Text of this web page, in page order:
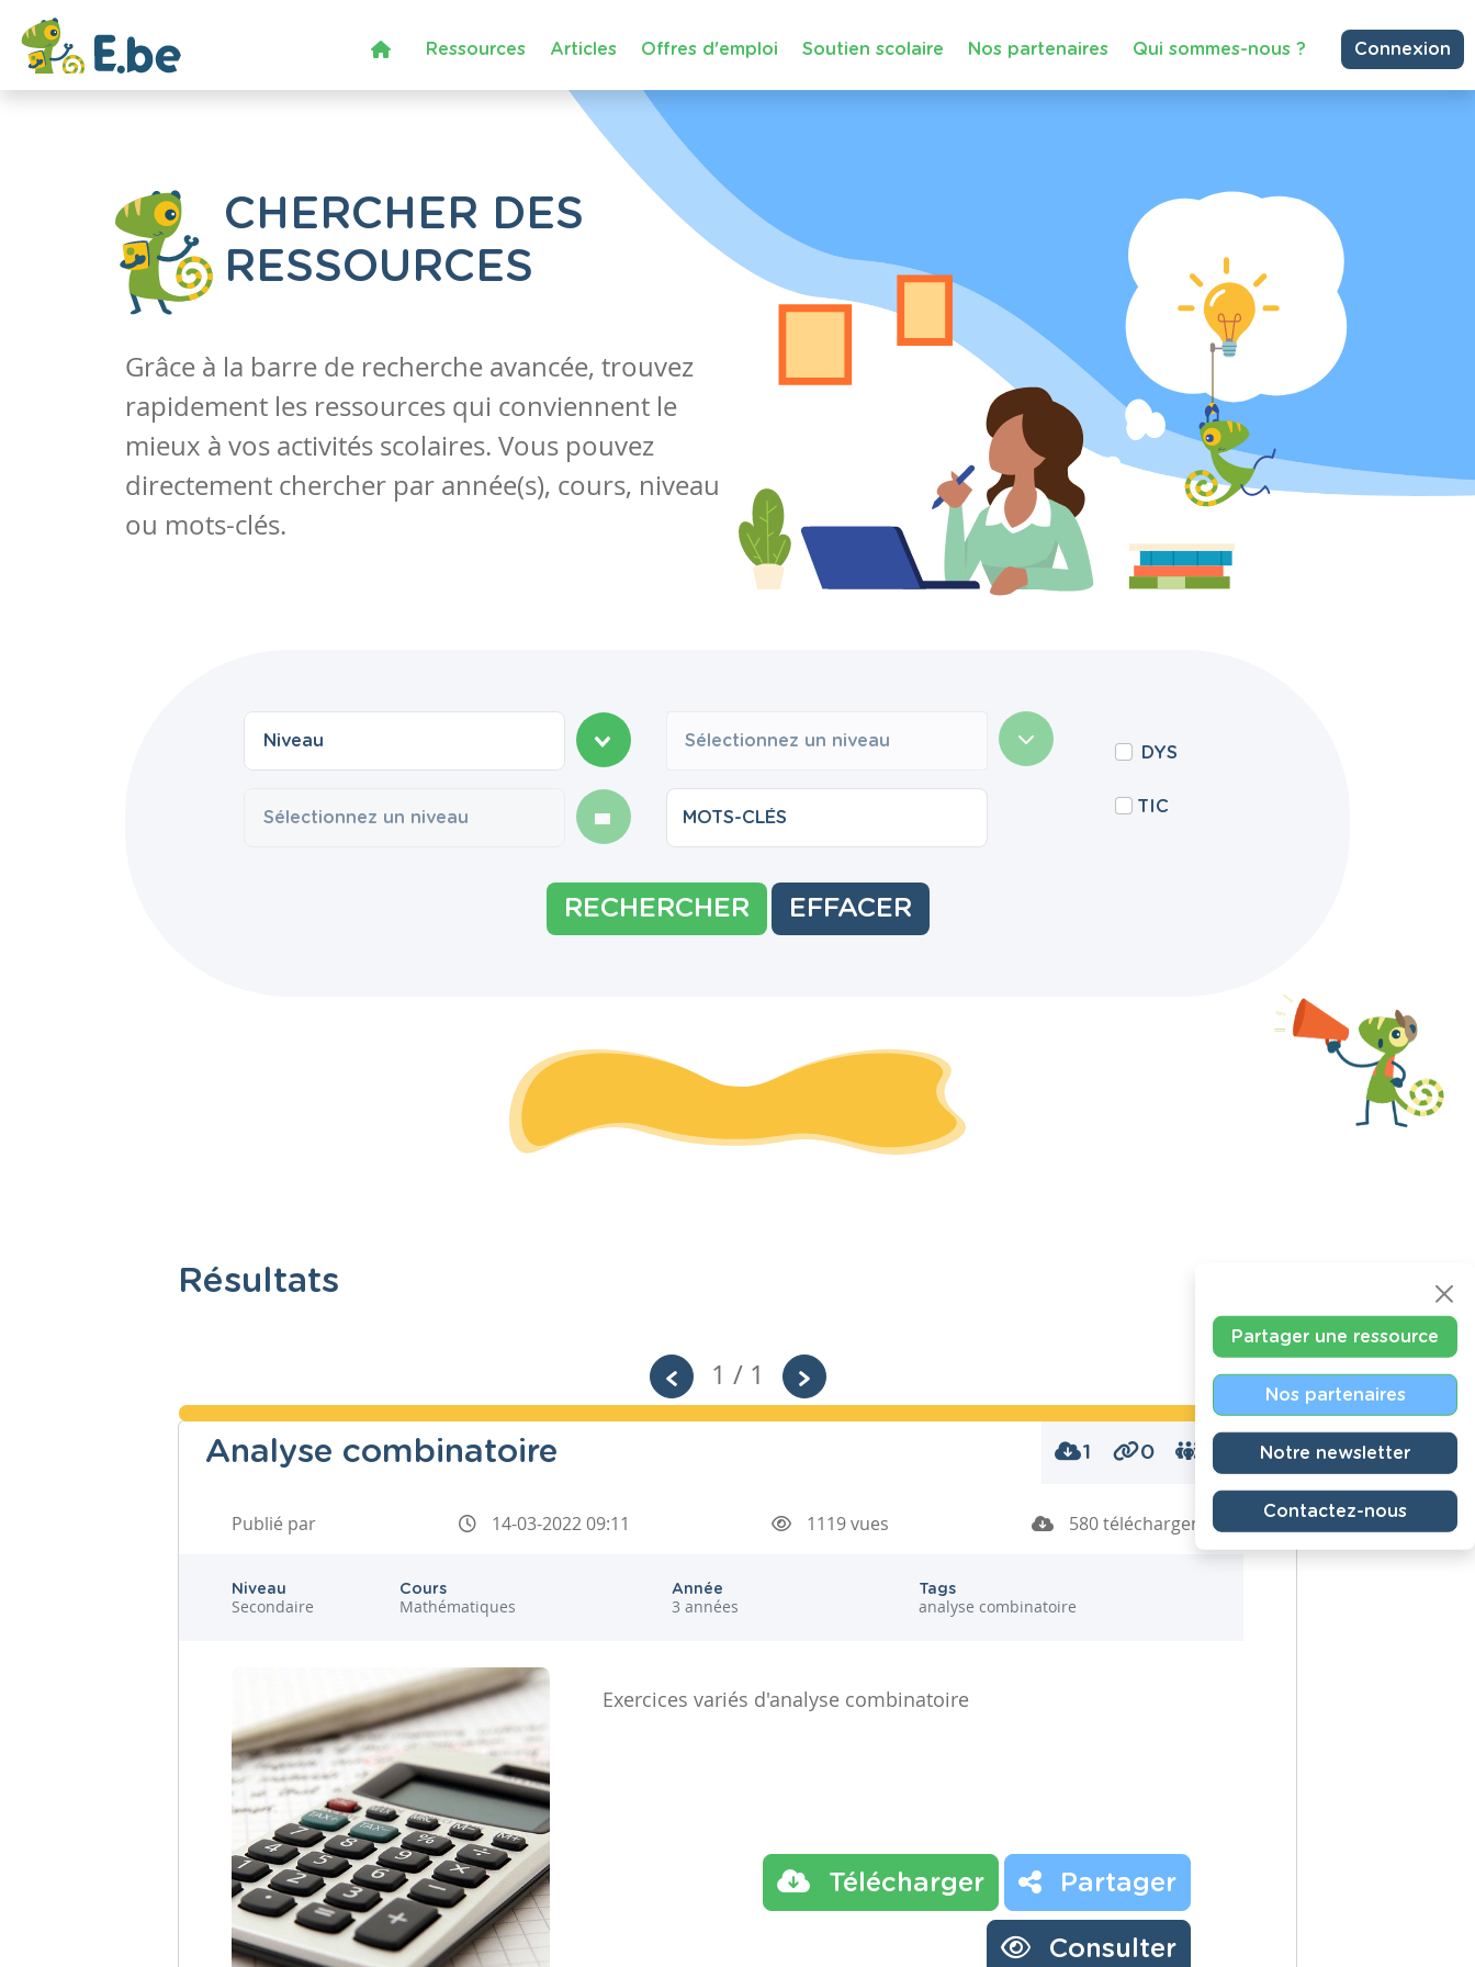
Ressources Articles Offres d'emploi Soutien scolaire Nos partenaires Qui sommes-nous ? Connexion
CHERCHER DES
RESSOURCES
Grâce à la barre de recherche avancée, trouvez
rapidement les ressources qui conviennent le
mieux à vos activités scolaires. Vous pouvez
directement chercher par année(s), cours, niveau
ou mots-clés.
Sélectionnez un niveau
DYS
TIC
RECHERCHER EFFACER
Résultats
1 / 1
Analyse combinatoire 1 0
Publié par 14-03-2022 09:11 1119 vues 580 téléchargements
Niveau
Secondaire
Cours
Mathématiques
Année
3 années
Tags
analyse combinatoire
Exercices variés d'analyse combinatoire
Télécharger Partager
Consulter
Partager une ressource
Nos partenaires
Notre newsletter
Contactez-nous